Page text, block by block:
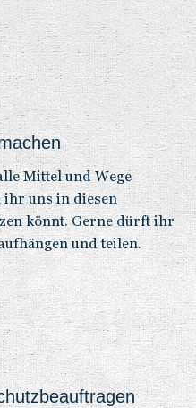
Mittel und Wege
ihr uns in diesen
könnt. Gerne dürft ihr
und teilen.